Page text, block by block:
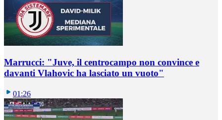
Marrucci: "Juve, il centrocampo non convince e
davanti Vlahovic ha lasciato un vuoto"
01:26